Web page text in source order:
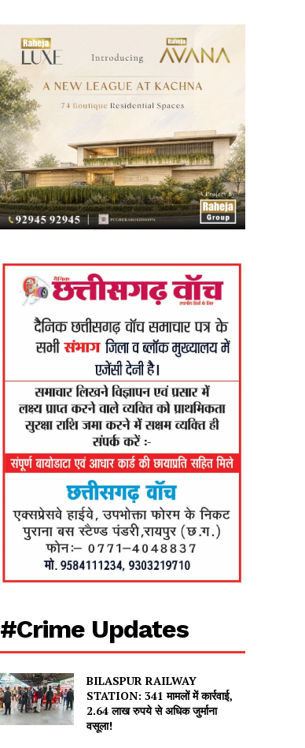
#Crime Updates
BILASPUR RAILWAY
STATION: 341 मामलों में कार्रवाई,
2.64 लाख रुपये से अधिक जुर्माना
वसूला!